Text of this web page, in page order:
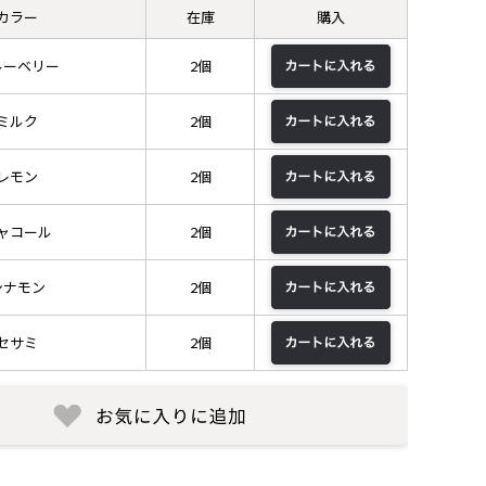
ラー 在庫 購入
ベリー 2個
ルク 2個
モン 2個
コール 2個
モン 2個
サミ 2個